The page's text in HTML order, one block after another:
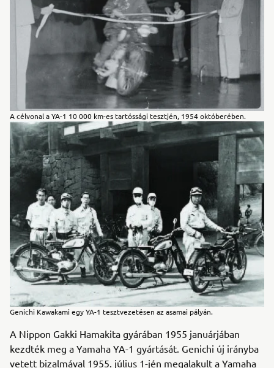
A célvonal a YA-1 10 000 km-es tartóssági tesztjén, 1954 októberében.
Genichi Kawakami egy YA-1 tesztvezetésen az asamai pályán.
A Nippon Gakki Hamakita gyárában 1955 januárjában
kezdték meg a Yamaha YA-1 gyártását. Genichi új irányba
vetett bizalmával 1955. július 1-jén megalakult a Yamaha